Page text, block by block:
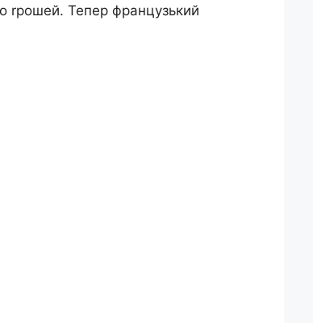
rрошей. Тепер французький